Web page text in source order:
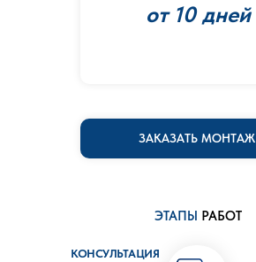
КОНСУЛЬТАЦИЯ
ЭТАПЫ РАБОТ
от 10 дней
ЗАКАЗАТЬ МОНТАЖ